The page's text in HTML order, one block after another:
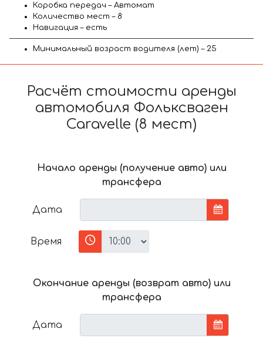
Коробка передач – Автомат
Количество мест – 8
Навигация – есть
Минимальный возраст водителя (лет) – 25
Расчёт стоимости аренды
автомобиля Фольксваген
Caravelle (8 мест)
Начало аренды (получение авто) или
трансфера
Дата
Время
Окончание аренды (возврат авто) или
трансфера
Дата